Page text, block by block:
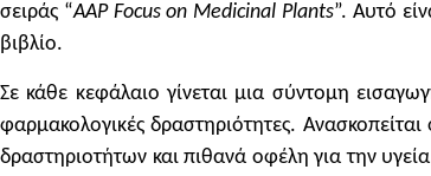
σειράς “AAP Focus on Medicinal Plants”. Αυτό
βιβλίο.
Σε κάθε κεφάλαιο γίνεται μια σύντομη
φαρμακολογικές δραστηριότητες.
δραστηριοτήτων και πιθανά οφέλη για την